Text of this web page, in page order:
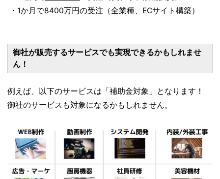
・1か月で8400万円の受注（全業種、ECサイト構築）
御社が販売するサービスでも実現できるかもしれませ
ん！
例えば、以下のサービスは「補助金対象」となります！
御社のサービスも対象になるかもしれません。